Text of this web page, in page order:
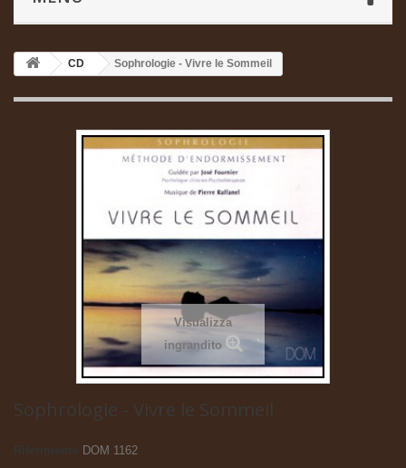
CD Sophrologie - Vivre le Sommeil
Visualizza
ingrandito
Sophrologie - Vivre le Sommeil
Riferimento
DOM 1162